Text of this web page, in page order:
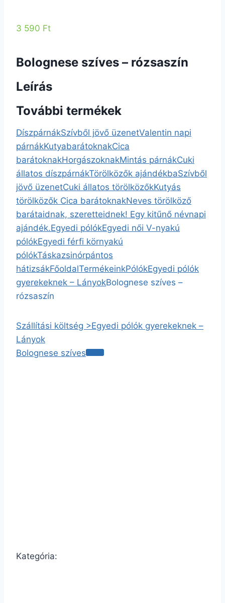
3 590 Ft
Bolognese szíves – rózsaszín
Leírás
További termékek
DíszpárnákSzívből jövő üzenetValentin napi
párnákKutyabarátoknakCica
barátoknakHorgászoknakMintás párnákCuki
állatos díszpárnákTörölközők ajándékbaSzívből
jövő üzenetCuki állatos törölközőkKutyás
törölközők Cica barátoknakNeves törölköző
barátaidnak, szeretteidnek! Egy kitűnő névnapi
ajándék.Egyedi pólókEgyedi női V-nyakú
pólókEgyedi férfi környakú
pólókTáskazsinórpántos
hátizsákFőoldalTermékeinkPólókEgyedi pólók
gyerekeknek – LányokBolognese szíves –
rózsaszín
Szállítási költség >Egyedi pólók gyerekeknek –
Lányok
Bolognese szíves
Kategória: